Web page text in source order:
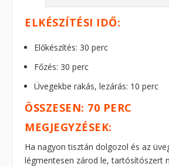
ELKÉSZÍTÉSI IDŐ:
Előkészítés: 30 perc
Főzés: 30 perc
Üvegekbe rakás, lezárás: 10 perc
ÖSSZESEN: 70 PERC
MEGJEGYZÉSEK:
Ha nagyon tisztán dolgozol és az
légmentesen zárod le, tartósítószert